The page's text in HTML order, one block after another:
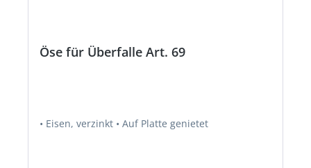
Öse für Überfalle Art. 69
• Eisen, verzinkt • Auf Platte genietet